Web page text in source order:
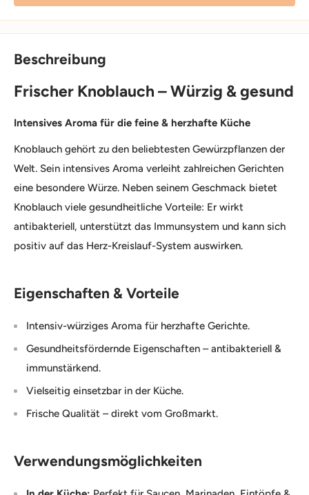
Beschreibung
Frischer Knoblauch – Würzig & gesund
Intensives Aroma für die feine & herzhafte Küche
Knoblauch gehört zu den beliebtesten Gewürzpflanzen der
Welt. Sein intensives Aroma verleiht zahlreichen Gerichten
eine besondere Würze. Neben seinem Geschmack bietet
Knoblauch viele gesundheitliche Vorteile: Er wirkt
antibakteriell, unterstützt das Immunsystem und kann sich
positiv auf das Herz-Kreislauf-System auswirken.
Eigenschaften & Vorteile
Intensiv-würziges Aroma für herzhafte Gerichte.
Gesundheitsfördernde Eigenschaften – antibakteriell &
immunstärkend.
Vielseitig einsetzbar in der Küche.
Frische Qualität – direkt vom Großmarkt.
Verwendungsmöglichkeiten